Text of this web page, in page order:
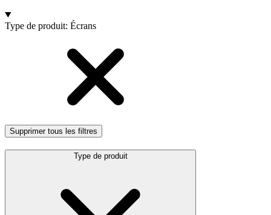
Produits
Type de produit: Écrans
Supprimer tous les filtres
Type de produit